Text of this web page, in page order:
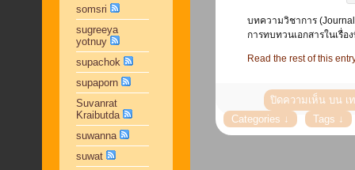
somsri
sugreeya
yotnuy
supachok
supaporn
Suvanrat
Kraibutda
suwanna
suwat
บทความวิชาการ
การทบทวนเอกสารในเรื่
Read the rest of this
ปิดความเห็น บน เ